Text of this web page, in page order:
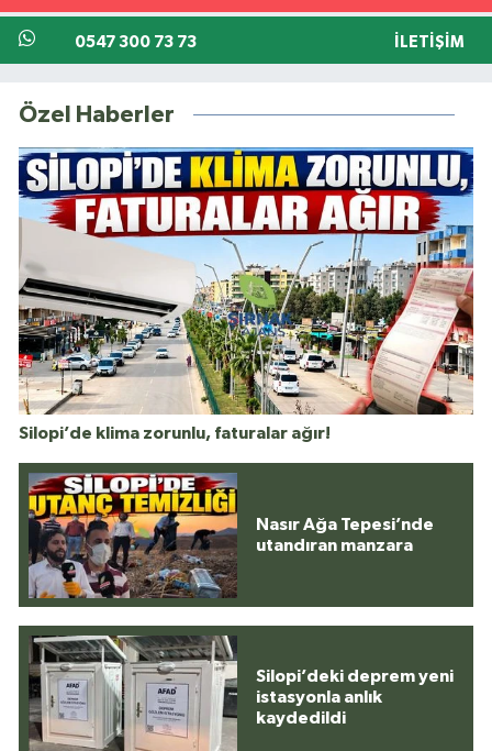
0547 300 73 73 İLETIŞIM
Özel Haberler
Silopi’de klima zorunlu, faturalar ağır!
Nasır Ağa Tepesi’nde
utandıran manzara
Silopi’deki deprem yeni
istasyonla anlık
kaydedildi